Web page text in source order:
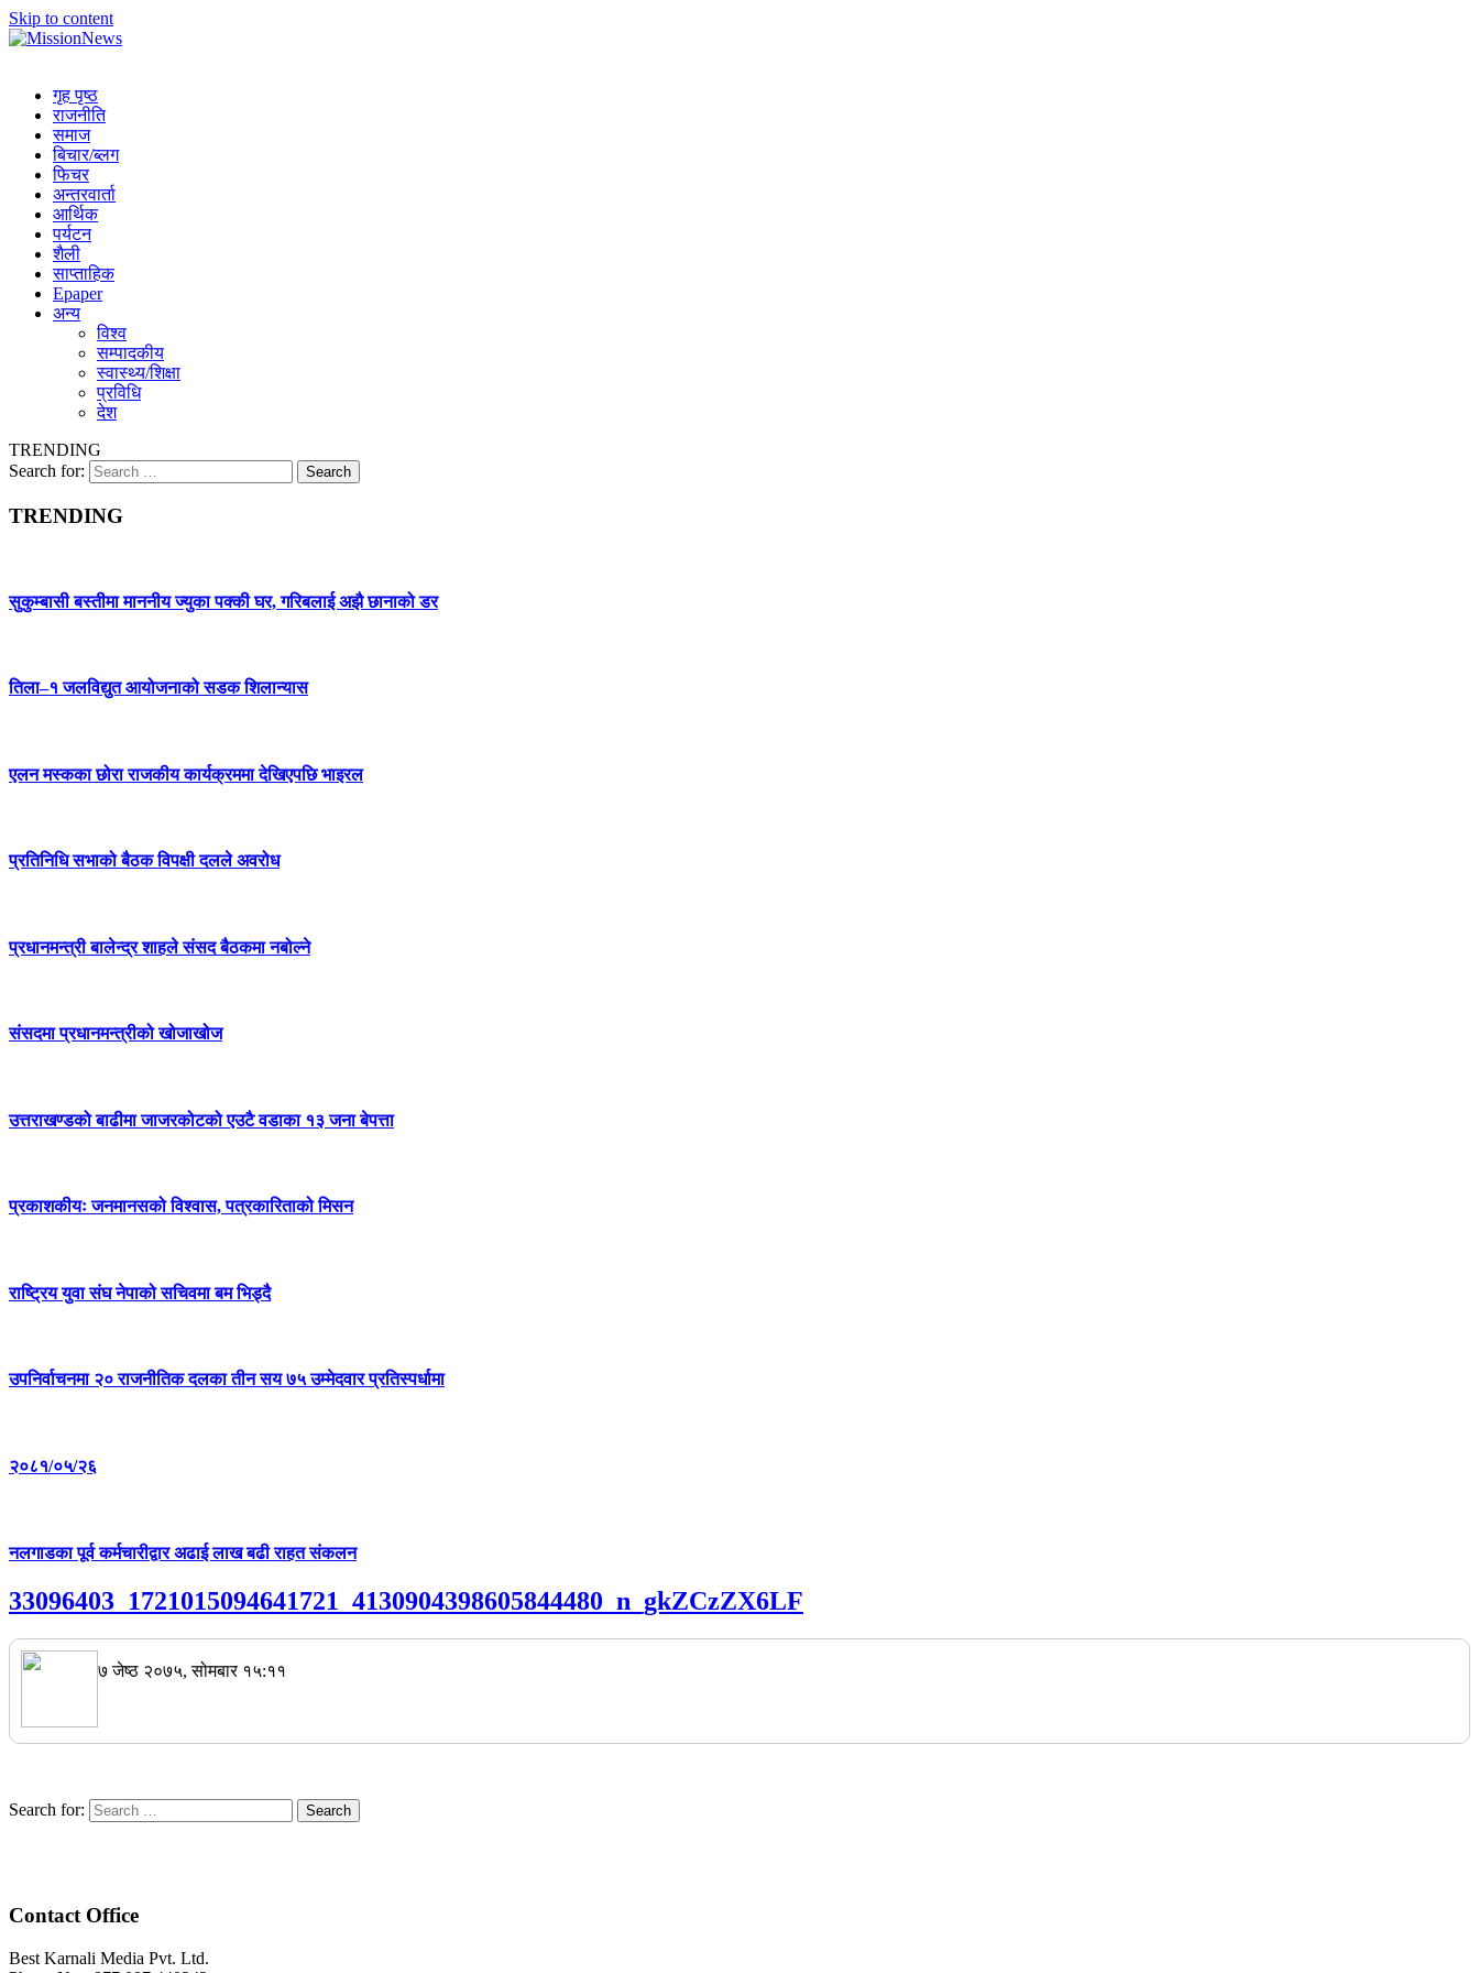
Skip to content
गृह पृष्ठ
राजनीति
समाज
बिचार/ब्लग
फिचर
अन्तरवार्ता
आर्थिक
पर्यटन
शैली
साप्ताहिक
Epaper
अन्य
विश्व
सम्पादकीय
स्वास्थ्य/शिक्षा
प्रविधि
देश
TRENDING
Search for:
TRENDING
सुकुम्बासी बस्तीमा माननीय ज्युका पक्की घर, गरिबलाई अझै छानाको डर
तिला–१ जलविद्युत आयोजनाको सडक शिलान्यास
एलन मस्कका छोरा राजकीय कार्यक्रममा देखिएपछि भाइरल
प्रतिनिधि सभाको बैठक विपक्षी दलले अवरोध
प्रधानमन्त्री बालेन्द्र शाहले संसद बैठकमा नबोल्ने
संसदमा प्रधानमन्त्रीको खोजाखोज
उत्तराखण्डको बाढीमा जाजरकोटको एउटै वडाका १३ जना बेपत्ता
प्रकाशकीयः जनमानसको विश्वास, पत्रकारिताको मिसन
राष्ट्रिय युवा संघ नेपाको सचिवमा बम भिड्दै
उपनिर्वाचनमा २० राजनीतिक दलका तीन सय ७५ उम्मेदवार प्रतिस्पर्धामा
२०८१/०५/२६
नलगाडका पूर्व कर्मचारीद्वार अढाई लाख बढी राहत संकलन
33096403_1721015094641721_4130904398605844480_n_gkZCzZX6LF
७ जेष्ठ २०७५, सोमबार १५:११
Search for:
Contact Office
Best Karnali Media Pvt. Ltd.